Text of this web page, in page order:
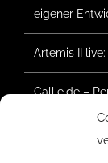
eigener
Artemis II
Callie.de –